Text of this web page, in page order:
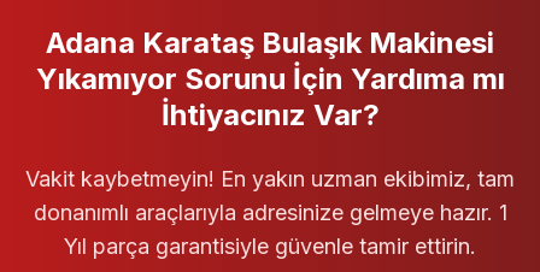
Adana Karataş Bulaşık Makinesi
Yıkamıyor Sorunu İçin Yardıma mı
İhtiyacınız Var?
Vakit kaybetmeyin! En yakın uzman ekibimiz, tam
donanımlı araçlarıyla adresinize gelmeye hazır. 1
Yıl parça garantisiyle güvenle tamir ettirin.